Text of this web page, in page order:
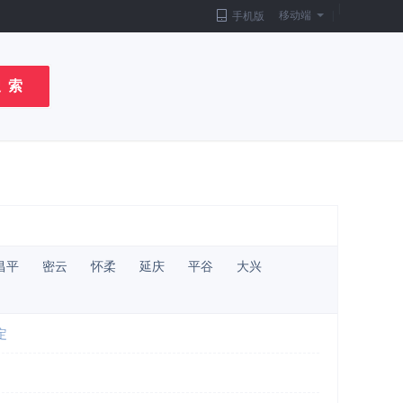
手机版 移动端
索
平 密云 怀柔 延庆 平谷
大兴